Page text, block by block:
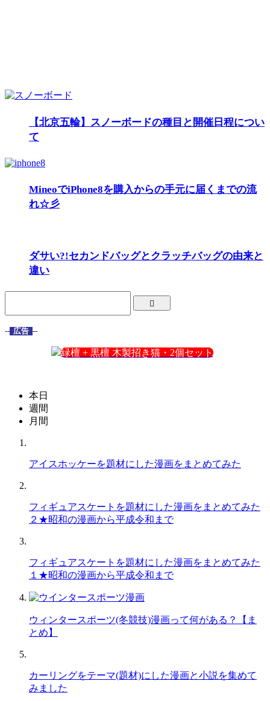
【北京五輪】スノーボードの種目と開催日程につい
て
MineoでiPhone8を購入からの手元に届くまでの流
れ☆彡
ダサい?!セカンドバッグとクラッチバッグの由来と
違い
-- 広告 --
緑檀 + 黒檀 木製招き猫・2個セット
本日
週間
月間
アイスホッケーを題材にした漫画をまとめてみた
フィギュアスケートを題材にした漫画をまとめてみた
２★昭和の漫画から平成令和まで
フィギュアスケートを題材にした漫画をまとめてみた
１★昭和の漫画から平成令和まで
ウィンタースポーツ(冬競技)漫画って何がある？【ま
とめ】
カーリングをテーマ(題材)にした漫画と小説を集めて
みました